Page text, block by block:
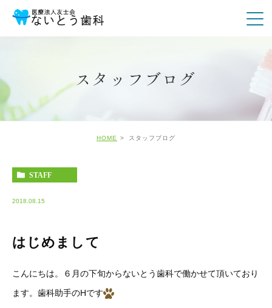
スタッフブログ
HOME スタッフブログ
STAFF
2018.08.15
はじめまして
こんにちは。６月の下旬からないとう歯科で働かせて頂いており
ます。歯科助手のHです